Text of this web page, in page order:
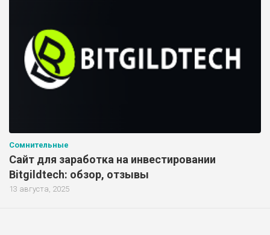
Сомнительные
Сайт для заработка на инвестировании
Bitgildtech: обзор, отзывы
13 августа, 2025